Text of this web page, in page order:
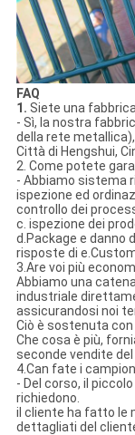
FAQ
1. Siete una
- Sì, la nostra
della rete metallica),
Città di Hengshui,
2. Come potete
- Abbiamo sistema
ispezione ed
controllo dei
c. ispezione dei
d.Package e danno
risposte di
3.Are voi più
Abbiamo una
industriale
assicurandosi noi
Ciò è sostenuta
Che cosa è più,
seconde vendite del
4.Can fate i
- Del corso, il
richiedono.
il cliente ha fatto le
dettagliati del